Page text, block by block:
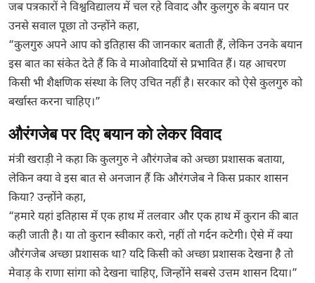
जब पत्रकारों ने विश्वविद्यालय में चल रहे विवाद और कुलगुरु के बयान पर
उनसे सवाल पूछा तो उन्होंने कहा,
“कुलगुरु अपने आप को इतिहास की जानकार बताती हैं, लेकिन उनके बयान
इस बात का संकेत देते हैं कि वे माओवादियों से प्रभावित हैं। यह आचरण
किसी भी शैक्षणिक संस्था के लिए उचित नहीं है। सरकार को ऐसे कुलगुरु को
बर्खास्त करना चाहिए।”
औरंगजेब पर दिए बयान को लेकर विवाद
मंत्री खराड़ी ने कहा कि कुलगुरु ने औरंगजेब को अच्छा प्रशासक बताया,
लेकिन क्या वे इस बात से अनजान हैं कि औरंगजेब ने किस प्रकार शासन
किया? उन्होंने कहा,
“हमारे यहां इतिहास में एक हाथ में तलवार और एक हाथ में कुरान की बात
कही जाती है। या तो कुरान स्वीकार करो, नहीं तो गर्दन कटेगी। ऐसे में क्या
औरंगजेब अच्छा प्रशासक था? यदि किसी को अच्छा प्रशासक देखना है तो
मेवाड़ के राणा सांगा को देखना चाहिए, जिन्होंने सबसे उत्तम शासन दिया।”